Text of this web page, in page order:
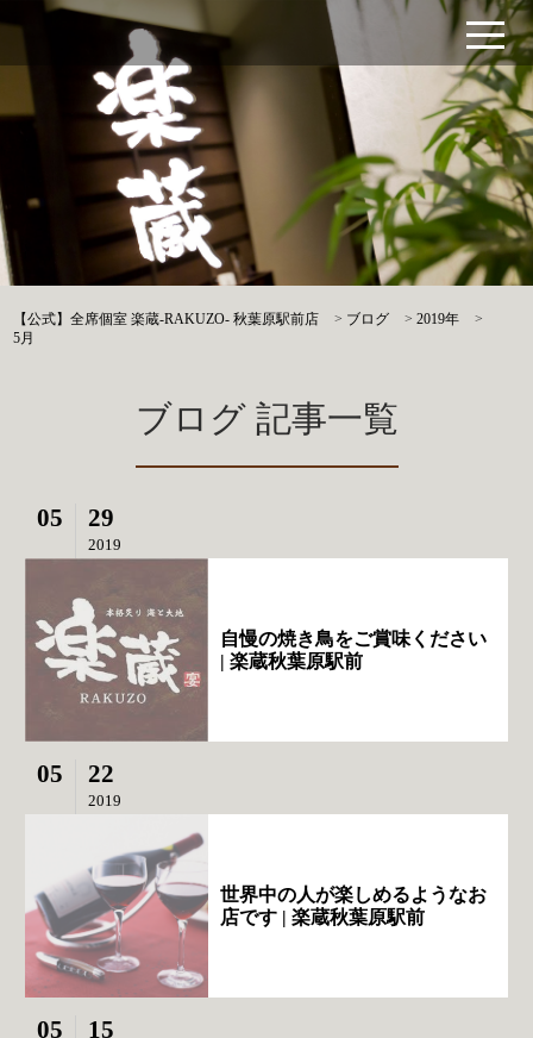
【公式】全席個室 楽蔵‐RAKUZO‐ 秋葉原駅前店 > ブログ >2019年
>
5月
ブログ 記事一覧
05 29
2019
自慢の焼き鳥をご賞味ください
| 楽蔵秋葉原駅前
05 22
2019
世界中の人が楽しめるようなお
店です | 楽蔵秋葉原駅前
05 15